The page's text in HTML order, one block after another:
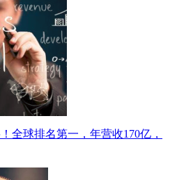
全球排名第一，年营收170亿，